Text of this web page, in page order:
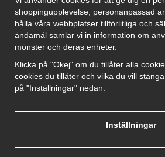
Navigation
Hur beställer jag
Gör Det Själv Paket
Montera dragkrok
SUPPORT
Villkor
shoppingupplevelse, personanpassad
hålla våra webbplatser tillförlitliga och
ändamål samlar vi in information om
mönster och deras enheter.
Klicka på "Okej" om du tillåter alla
cookies du tillåter och vilka du vill
på "Inställningar" nedan.
Inställningar